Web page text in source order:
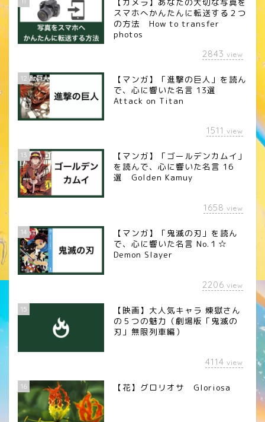
スマホへかんたんに転送する２つ
の方法 How to transfer
photos
2843 view
12
【マンガ】「進撃の巨人」を読ん
で、心に響いた名言 13選
Attack on Titan
1511 view
13
【マンガ】「ゴールデンカムイ」
を読んで、心に響いた名言 16
選 Golden Kamuy
1658 view
14
【マンガ】「鬼滅の刃」を読ん
で、心に響いた名言 No.１☆
Demon Slayer
2206 view
15
【映画】大人気キャラ 煉󠄁獄さん
の５つの魅力（劇場版「鬼滅の
刃」無限列車編）
4114 view
16 【花】グロリオサ Gloriosa